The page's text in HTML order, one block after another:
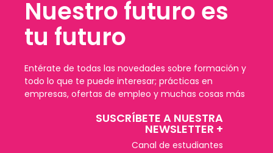
Nuestro futuro es
tu futuro
Entérate de todas las novedades sobre formación y
todo lo que te puede interesar; prácticas en
empresas, ofertas de empleo y muchas cosas más
SUSCRÍBETE A NUESTRA
NEWSLETTER +​
Canal de estudiantes